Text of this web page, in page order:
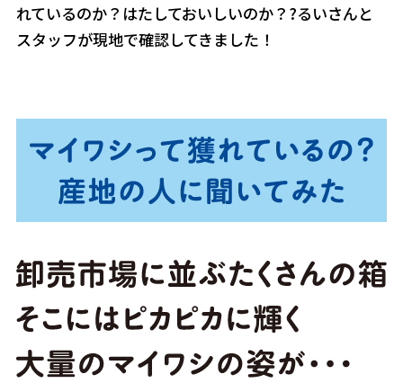
れているのか？はたしておいしいのか？?るいさんと
スタッフが現地で確認してきました！